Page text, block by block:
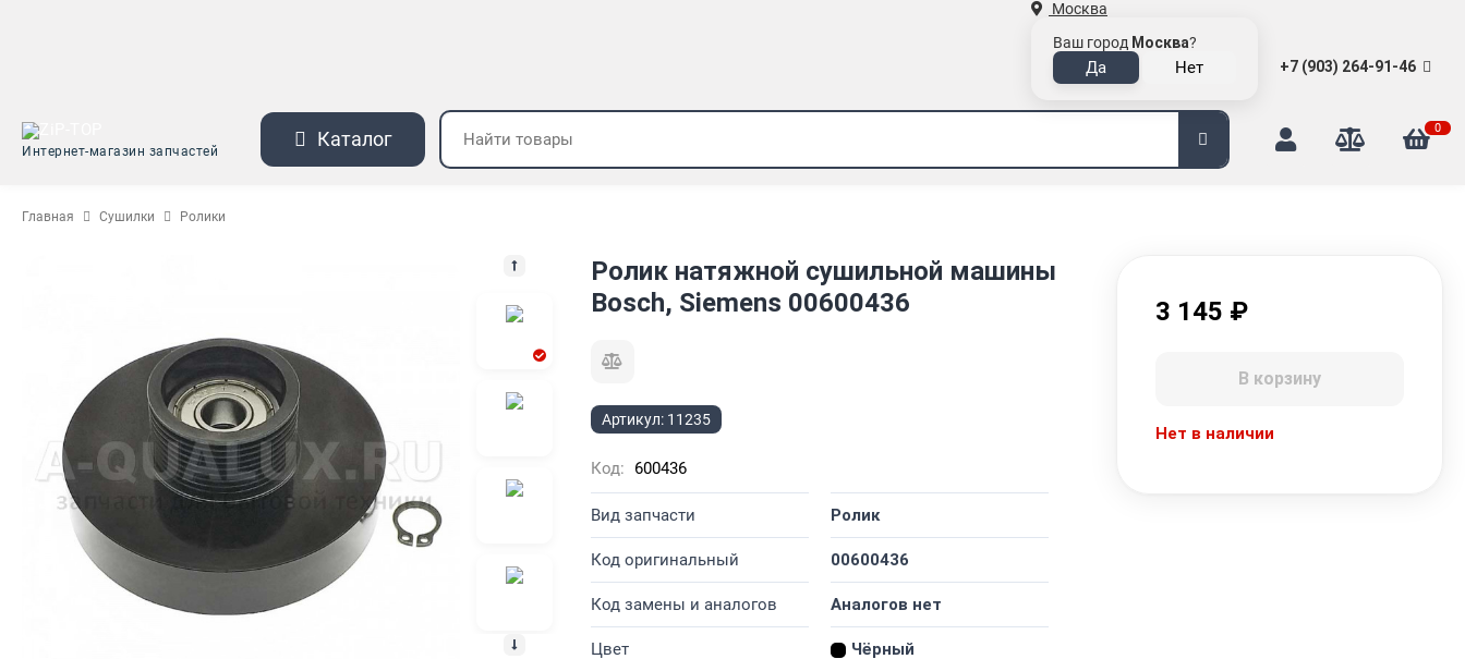
Москва
Ваш город Москва?
+7 (903) 264-91-46
Интернет-магазин запчастей
Каталог 0
Главная Сушилки Ролики
Ролик натяжной сушильной машины
Bosch, Siemens 00600436
Артикул: 11235
Код: 600436
Вид запчасти Ролик
Код оригинальный 00600436
Код замены и аналогов Аналогов нет
Цвет Чёрный
3 145 ₽
В корзину
Нет в наличии